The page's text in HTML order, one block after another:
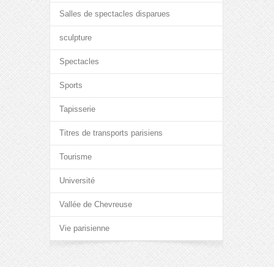
Salles de spectacles disparues
sculpture
Spectacles
Sports
Tapisserie
Titres de transports parisiens
Tourisme
Université
Vallée de Chevreuse
Vie parisienne